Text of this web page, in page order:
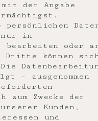
der Angabe
persönlichen
nur in
bearbeiten oder
Dritte können
- ausgenommen
Zwecke der
Kunden,
und